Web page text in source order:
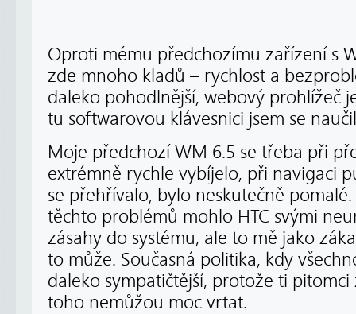
Oproti mému předchozímu zařízení s
zde mnoho kladů – rychlost a
daleko pohodlnější, webový prohlížeč
tu softwarovou klávesnici jsem se
Moje předchozí WM 6.5 se třeba při
extrémně rychle vybíjelo, při navigaci
se přehřívalo, bylo neskutečně
těchto problémů mohlo HTC svými
zásahy do systému, ale to mě jako
to může. Současná politika, kdy
daleko sympatičtější, protože ti
toho nemůžou moc vrtat.